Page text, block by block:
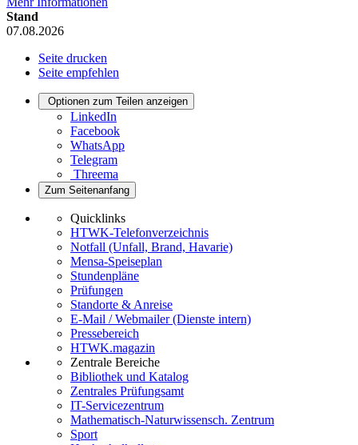
Stand
07.08.2026
Seite drucken
Seite empfehlen
Optionen zum Teilen anzeigen
LinkedIn
Facebook
WhatsApp
Telegram
Threema
Zum Seitenanfang
Quicklinks
HTWK-Telefonverzeichnis
Notfall (Unfall, Brand, Havarie)
Mensa-Speiseplan
Stundenpläne
Prüfungen
Standorte & Anreise
E-Mail / Webmailer (Dienste intern)
Pressebereich
HTWK.magazin
Zentrale Bereiche
Bibliothek und Katalog
Zentrales Prüfungsamt
IT-Servicezentrum
Mathematisch-Naturwissensch. Zentrum
Sport